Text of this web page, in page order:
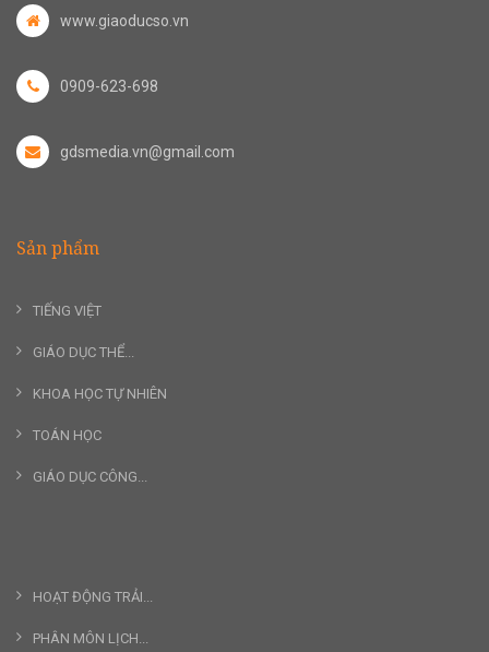
www.giaoducso.vn
0909-623-698
gdsmedia.vn@gmail.com
Sản phẩm
TIẾNG VIỆT
GIÁO DỤC THỂ...
KHOA HỌC TỰ NHIÊN
TOÁN HỌC
GIÁO DỤC CÔNG...
HOẠT ĐỘNG TRẢI...
PHÂN MÔN LỊCH...